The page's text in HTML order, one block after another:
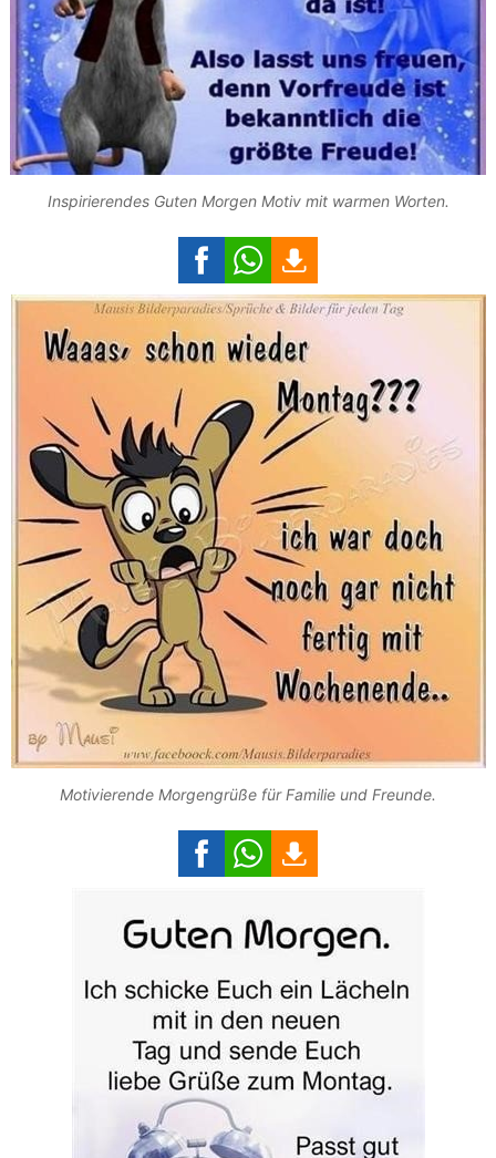
Inspirierendes Guten Morgen Motiv mit warmen Worten.
Motivierende Morgengrüße für Familie und Freunde.